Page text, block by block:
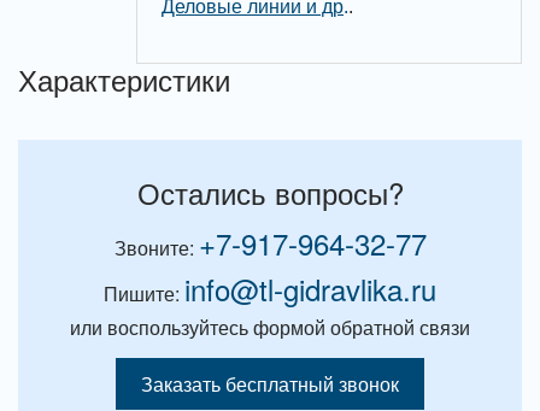
Деловые линии и др..
Характеристики
Остались вопросы?
Звоните: +7-917-964-32-77
Пишите: info@tl-gidravlika.ru
или воспользуйтесь формой обратной связи
Заказать бесплатный звонок